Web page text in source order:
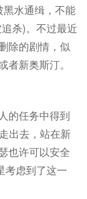
黑水通缉，不能
杀)。不过最近
除的剧情，似
新奥斯汀。
的任务中得到
出去，站在新
也许可以安全
考虑到了这一